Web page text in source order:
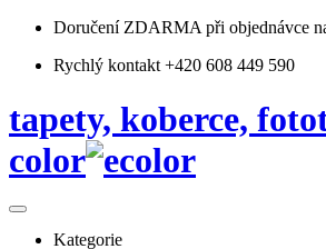
Doručení ZDARMA při objednávce
Rychlý kontakt +420 608 449 590
tapety, koberce,
color
Kategorie